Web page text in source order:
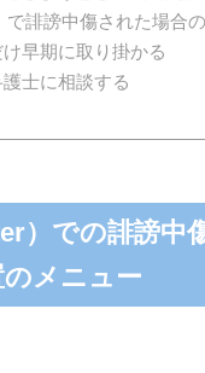
で誹謗中傷された場合
早期に取り掛かる
士に相談する
）での誹謗中
メニュー